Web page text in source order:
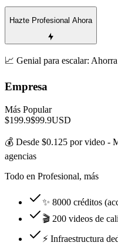
Hazte Profesional Ahora
📈 Genial para escalar:
Empresa
Más Popular
$199.9$99.9USD
💰 Desde $0.125 por video -
agencias
Todo en Profesional, más
✨ 8000 créditos
🎬 200 videos de
⚡ Infraestructura